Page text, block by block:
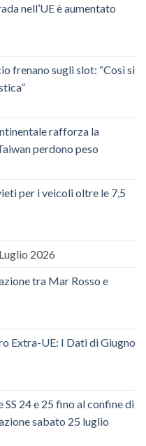
nell’UE è aumentato
frenano sugli slot: “Così si
rafforza la
perdono peso
per i veicoli oltre le 7,5
2026
tra Mar Rosso e
Extra-UE: I Dati di Giugno
24 e 25 fino al confine di
sabato 25 luglio